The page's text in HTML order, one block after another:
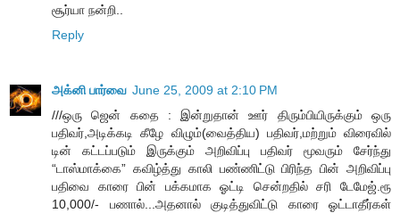
சூர்யா நன்றி..
Reply
அக்னி பார்வை June 25, 2009 at 2:10 PM
///ஒரு ஜென் கதை : இன்றுதான் ஊர் திரும்பியிருக்கும் ஒரு
பதிவர்,அடிக்கடி கீழே விழும்(வைத்திய) பதிவர்,மற்றும் விரைவில்
டின் கட்டப்படும் இருக்கும் அறிவிப்பு பதிவர் மூவரும் சேர்ந்து
“டாஸ்மாக்கை” கவிழ்த்து காலி பண்ணிட்டு பிரிந்த பின் அறிவிப்பு
பதிவை காரை பின் பக்கமாக ஓட்டி சென்றதில் சரி டேமேஜ்.ரூ
10,000/- பணால்...அதனால் குடித்துவிட்டு காரை ஓட்டாதீர்கள்